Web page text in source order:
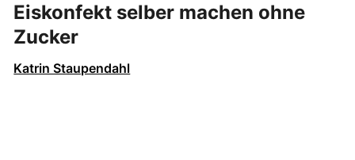
Eiskonfekt selber machen ohne
Zucker
Katrin Staupendahl